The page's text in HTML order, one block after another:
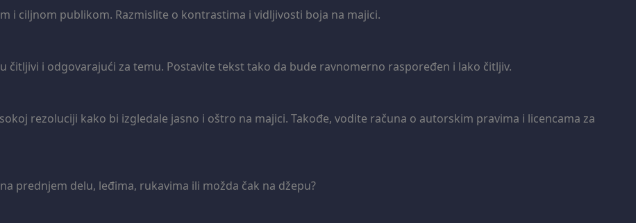
i ciljnom publikom. Razmislite o kontrastima i vidljivosti boja na majici.
i odgovarajući za temu. Postavite tekst tako da bude ravnomerno raspoređen i lako čitljiv.
rezoluciji kako bi izgledale jasno i oštro na majici. Takođe, vodite računa o autorskim pravima i licencama za
prednjem delu, leđima, rukavima ili možda čak na džepu?